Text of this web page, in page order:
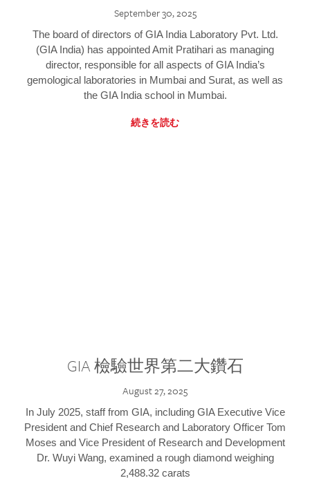
September 30, 2025
The board of directors of GIA India Laboratory Pvt. Ltd.
(GIA India) has appointed Amit Pratihari as managing
director, responsible for all aspects of GIA India’s
gemological laboratories in Mumbai and Surat, as well as
the GIA India school in Mumbai.
続きを読む
GIA 檢驗世界第二大鑽石
August 27, 2025
In July 2025, staff from GIA, including GIA Executive Vice
President and Chief Research and Laboratory Officer Tom
Moses and Vice President of Research and Development
Dr. Wuyi Wang, examined a rough diamond weighing
2,488.32 carats